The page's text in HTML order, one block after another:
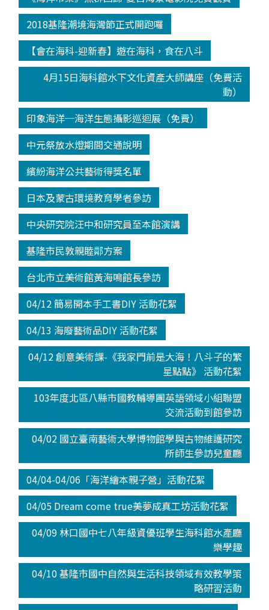
2018基隆潮境海灣節正式開跑囉
【會在海科-迎新春】遊在海科，食在八斗
4月15日海科館水下文化資產大師講座（免費活
動）
印象海洋─海洋生態攝影巡迴展（免費）
中元祭放水燈期間交通說明
繽紛海洋公共藝術得獎名單
日本及蒙古環境教育學者參訪
中央研究院汪中和研究員至本館演講
基隆市民敦親睦鄰方案
台北市立美術館黃海鳴館長參訪
04/12 簡易開本手工書DIY 活動花絮
04/13 海廢藝術品DIY 活動花絮
04/12 創意美術課-《我家門前是大海！八斗子的繁
星點點》 活動花絮
103年度北區八縣市國教輔導團英語領域小組聯盟
交流活動到館參訪
04/02 國立臺南藝術大學博物館學與古物維護研究
所師生參訪兒童廳
04/04-04/06「海洋繪本親子營」活動花絮
04/05 Dream come true美夢成真工坊活動花絮
04/09 林口國中七八年級資優班學生海科館水產廳
樂學趣
04/10 基隆市國中自然與生活科技領域有效教學策
略研習活動